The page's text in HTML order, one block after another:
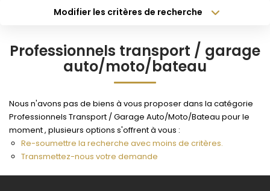
VENDUS
NOS AGENCES
ESTIMATION
Modifier les critères de recherche
Sélectionnez...
Type de bien
Budget min
Plus de critères Créer une alerte
Professionnels transport / garage
auto/moto/bateau
Nous n'avons pas de biens à vous proposer dans la catégorie
Professionnels Transport / Garage Auto/Moto/Bateau pour le
moment , plusieurs options s'offrent à vous :
Re-soumettre la recherche avec moins de critères.
Transmettez-nous votre demande